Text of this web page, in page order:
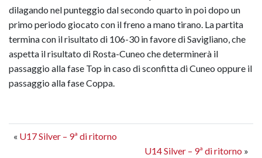
dilagando nel punteggio dal secondo quarto in poi dopo un
primo periodo giocato con il freno a mano tirano. La partita
termina con il risultato di 106-30 in favore di Savigliano, che
aspetta il risultato di Rosta-Cuneo che determinerà il
passaggio alla fase Top in caso di sconfitta di Cuneo oppure il
passaggio alla fase Coppa.
« U17 Silver – 9ª di ritorno
U14 Silver – 9ª di ritorno »